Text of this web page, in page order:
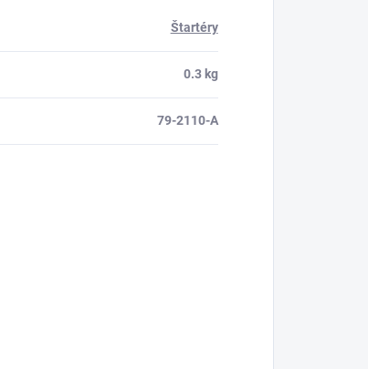
Štartéry
0.3 kg
79-2110-A